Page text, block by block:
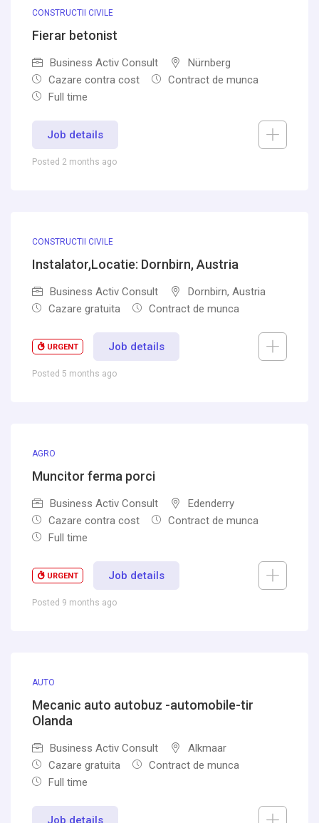
CONSTRUCTII CIVILE
Fierar betonist
Business Activ Consult
Nürnberg
Cazare contra cost
Contract de munca
Full time
Job details
Posted 2 months ago
CONSTRUCTII CIVILE
Instalator,Locatie: Dornbirn, Austria
Business Activ Consult
Dornbirn, Austria
Cazare gratuita
Contract de munca
URGENT Job details
Posted 5 months ago
AGRO
Muncitor ferma porci
Business Activ Consult
Edenderry
Cazare contra cost
Contract de munca
Full time
URGENT Job details
Posted 9 months ago
AUTO
Mecanic auto autobuz -automobile-tir
Olanda
Business Activ Consult
Alkmaar
Cazare gratuita
Contract de munca
Full time
Job details